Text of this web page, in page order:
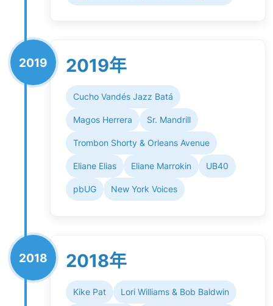
2019 2019年
Cucho Vandés Jazz Batá
Magos Herrera Sr. Mandrill
Trombon Shorty & Orleans Avenue
Eliane Elias Eliane Marrokin UB40
pbUG New York Voices
2018 2018年
Kike Pat Lori Williams & Bob Baldwin